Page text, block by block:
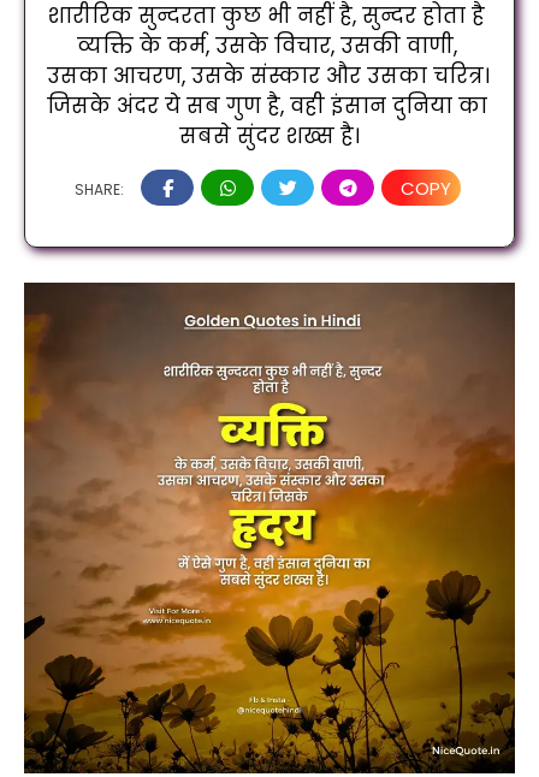
शारीरिक सुन्दरता कुछ भी नहीं है, सुन्दर होता है
व्यक्ति के कर्म, उसके विचार, उसकी वाणी,
उसका आचरण, उसके संस्कार और उसका चरित्र।
जिसके अंदर ये सब गुण है, वही इंसान दुनिया का
सबसे सुंदर शख्स है।
SHARE: COPY